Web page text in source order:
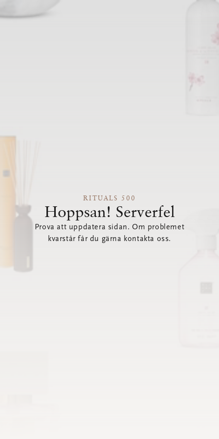
RITUALS 500
Hoppsan! Serverfel
Prova att uppdatera sidan. Om problemet
kvarstår får du gärna kontakta oss.